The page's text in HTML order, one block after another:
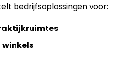
bedrijfsoplossingen voor:
winkels